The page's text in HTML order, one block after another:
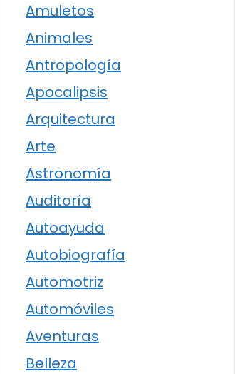
Amuletos
Animales
Antropología
Apocalipsis
Arquitectura
Arte
Astronomía
Auditoría
Autoayuda
Autobiografía
Automotriz
Automóviles
Aventuras
Belleza